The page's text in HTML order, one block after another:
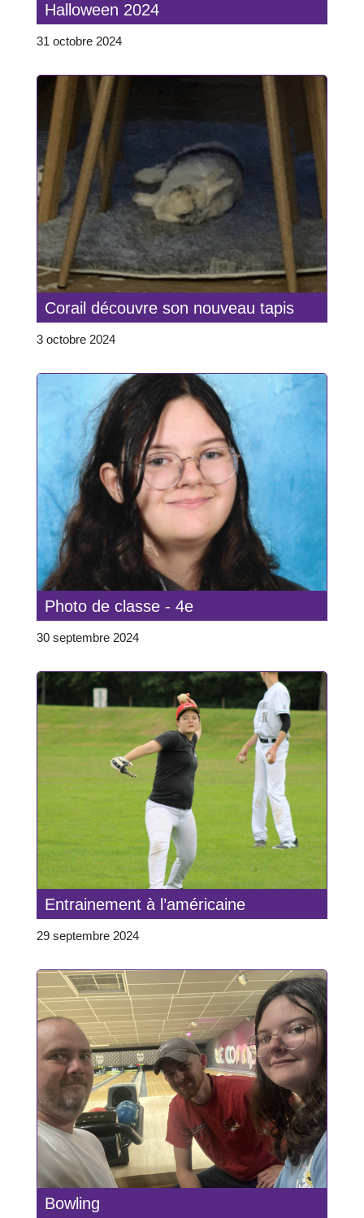
Halloween 2024
31 octobre 2024
Corail découvre son nouveau tapis
3 octobre 2024
Photo de classe - 4e
30 septembre 2024
Entrainement à l’américaine
29 septembre 2024
Bowling